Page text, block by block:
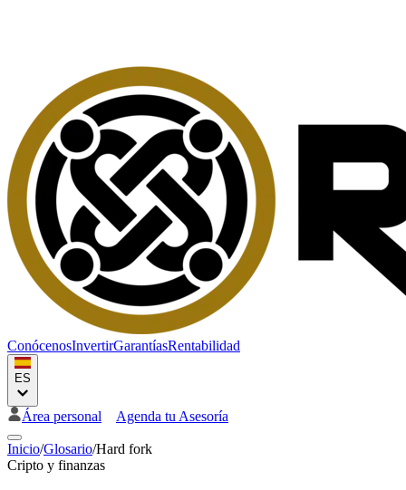
ConócenosInvertirGarantíasRentabilidad
ES
Área personal Agenda tu Asesoría
Inicio/Glosario/Hard fork
Cripto y finanzas